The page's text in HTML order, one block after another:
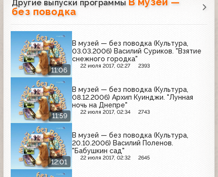
Другие выпуски программы
без поводка
11:06
В музей — без поводка (Культура,
03.03.2006) Василий Суриков. "Взятие
снежного городка"
22 июля 2017, 02:27 2393
11:59
В музей — без поводка (Культура,
08.12.2006) Архип Куинджи. "Лунная
ночь на Днепре"
22 июля 2017, 02:34 2743
12:01
В музей — без поводка (Культура,
20.10.2006) Василий Поленов.
"Бабушкин сад"
22 июля 2017, 02:32 2645